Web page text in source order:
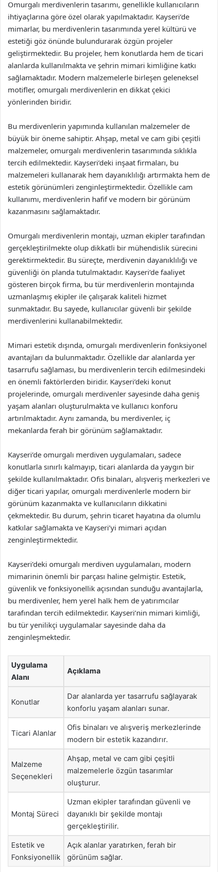
Omurgalı merdivenlerin tasarımı, genellikle kullanıcıların
ihtiyaçlarına göre özel olarak yapılmaktadır. Kayseri’de
mimarlar, bu merdivenlerin tasarımında yerel kültürü ve
estetiği göz önünde bulundurarak özgün projeler
geliştirmektedir. Bu projeler, hem konutlarda hem de ticari
alanlarda kullanılmakta ve şehrin mimari kimliğine katkı
sağlamaktadır. Modern malzemelerle birleşen geleneksel
motifler, omurgalı merdivenlerin en dikkat çekici
yönlerinden biridir.
Bu merdivenlerin yapımında kullanılan malzemeler de
büyük bir öneme sahiptir. Ahşap, metal ve cam gibi çeşitli
malzemeler, omurgalı merdivenlerin tasarımında sıklıkla
tercih edilmektedir. Kayseri’deki inşaat firmaları, bu
malzemeleri kullanarak hem dayanıklılığı artırmakta hem de
estetik görünümleri zenginleştirmektedir. Özellikle cam
kullanımı, merdivenlerin hafif ve modern bir görünüm
kazanmasını sağlamaktadır.
Omurgalı merdivenlerin montajı, uzman ekipler tarafından
gerçekleştirilmekte olup dikkatli bir mühendislik sürecini
gerektirmektedir. Bu süreçte, merdivenin dayanıklılığı ve
güvenliği ön planda tutulmaktadır. Kayseri’de faaliyet
gösteren birçok firma, bu tür merdivenlerin montajında
uzmanlaşmış ekipler ile çalışarak kaliteli hizmet
sunmaktadır. Bu sayede, kullanıcılar güvenli bir şekilde
merdivenlerini kullanabilmektedir.
Mimari estetik dışında, omurgalı merdivenlerin fonksiyonel
avantajları da bulunmaktadır. Özellikle dar alanlarda yer
tasarrufu sağlaması, bu merdivenlerin tercih edilmesindeki
en önemli faktörlerden biridir. Kayseri’deki konut
projelerinde, omurgalı merdivenler sayesinde daha geniş
yaşam alanları oluşturulmakta ve kullanıcı konforu
artırılmaktadır. Aynı zamanda, bu merdivenler, iç
mekanlarda ferah bir görünüm sağlamaktadır.
Kayseri’de omurgalı merdiven uygulamaları, sadece
konutlarla sınırlı kalmayıp, ticari alanlarda da yaygın bir
şekilde kullanılmaktadır. Ofis binaları, alışveriş merkezleri ve
diğer ticari yapılar, omurgalı merdivenlerle modern bir
görünüm kazanmakta ve kullanıcıların dikkatini
çekmektedir. Bu durum, şehrin ticaret hayatına da olumlu
katkılar sağlamakta ve Kayseri’yi mimari açıdan
zenginleştirmektedir.
Kayseri’deki omurgalı merdiven uygulamaları, modern
mimarinin önemli bir parçası haline gelmiştir. Estetik,
güvenlik ve fonksiyonellik açısından sunduğu avantajlarla,
bu merdivenler, hem yerel halk hem de yatırımcılar
tarafından tercih edilmektedir. Kayseri’nin mimari kimliği,
bu tür yenilikçi uygulamalar sayesinde daha da
zenginleşmektedir.
Uygulama
Alanı
Açıklama
Konutlar
Dar alanlarda yer tasarrufu sağlayarak
konforlu yaşam alanları sunar.
Ticari Alanlar
Ofis binaları ve alışveriş merkezlerinde
modern bir estetik kazandırır.
Malzeme
Seçenekleri
Ahşap, metal ve cam gibi çeşitli
malzemelerle özgün tasarımlar
oluşturur.
Montaj Süreci
Uzman ekipler tarafından güvenli ve
dayanıklı bir şekilde montajı
gerçekleştirilir.
Estetik ve
Fonksiyonellik
Açık alanlar yaratırken, ferah bir
görünüm sağlar.